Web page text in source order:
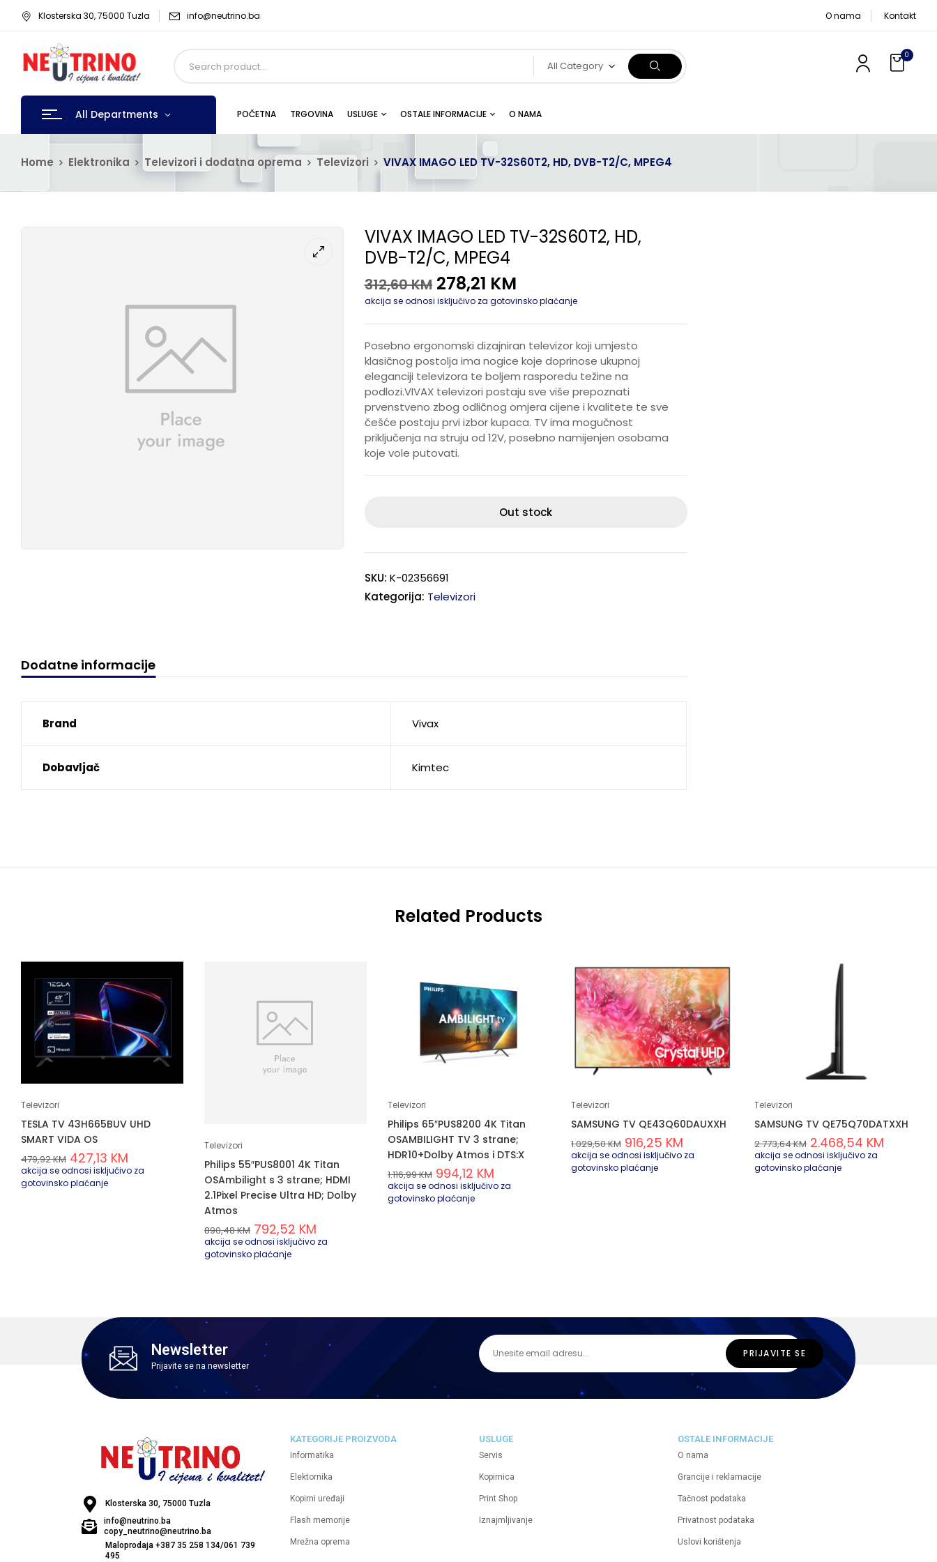
Klosterska 30, 75000 Tuzla info@neutrino.ba O nama Kontakt
All Category
0
All Departments POČETNA TRGOVINA USLUGE OSTALE INFORMACIJE O NAMA
Home Elektronika Televizori i dodatna oprema Televizori VIVAX IMAGO LED TV-32S60T2, HD, DVB-T2/C, MPEG4
VIVAX IMAGO LED TV-32S60T2, HD,
DVB-T2/C, MPEG4
312,60KM 278,21 KM
akcija se odnosi isključivo za gotovinsko plaćanje
Posebno ergonomski dizajniran televizor koji umjesto
klasičnog postolja ima nogice koje doprinose ukupnoj
eleganciji televizora te boljem rasporedu težine na
podlozi.VIVAX televizori postaju sve više prepoznati
prvenstveno zbog odličnog omjera cijene i kvalitete te sve
češće postaju prvi izbor kupaca. TV ima mogučnost
priključenja na struju od 12V, posebno namijenjen osobama
koje vole putovati.
Out stock
SKU: K-02356691
Kategorija: Televizori
Dodatne informacije
Brand Vivax
Dobavljač Kimtec
Related Products
Televizori
TESLA TV 43H665BUV UHD
SMART VIDA OS
479,92KM 427,13 KM
akcija se odnosi isključivo za
gotovinsko plaćanje
Televizori
Philips 55″PUS8001 4K Titan
OSAmbilight s 3 strane; HDMI
2.1Pixel Precise Ultra HD; Dolby
Atmos
890,48KM 792,52 KM
akcija se odnosi isključivo za
gotovinsko plaćanje
Televizori
Philips 65″PUS8200 4K Titan
OSAMBILIGHT TV 3 strane;
HDR10+Dolby Atmos i DTS:X
1.116,99KM 994,12 KM
akcija se odnosi isključivo za
gotovinsko plaćanje
Televizori
SAMSUNG TV QE43Q60DAUXXH
1.029,50KM 916,25 KM
akcija se odnosi isključivo za
gotovinsko plaćanje
Televizori
SAMSUNG TV QE75Q70DATXXH
2.773,64KM 2.468,54 KM
akcija se odnosi isključivo za
gotovinsko plaćanje
Newsletter
Prijavite se na newsletter
Klosterska 30, 75000 Tuzla
info@neutrino.ba
copy_neutrino@neutrino.ba
Maloprodaja +387 35 258 134/061 739
495
KATEGORIJE PROIZVODA
Informatika
Elektornika
Kopirni uređaji
Flash memorije
Mrežna oprema
USLUGE
Servis
Kopirnica
Print Shop
Iznajmljivanje
OSTALE INFORMACIJE
O nama
Grancije i reklamacije
Tačnost podataka
Privatnost podataka
Uslovi korištenja